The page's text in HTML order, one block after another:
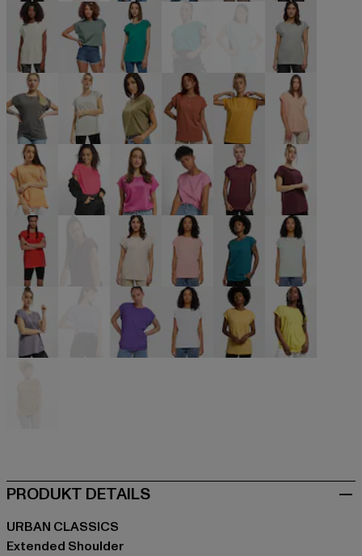
braun braun grün grün
grün grün grün grün grün grau
grau grau olive orange orange orange
orange pink pink rot rot
rot rosa rosa türkis türkis
PRODUKT DETAILS
URBAN CLASSICS
Extended Shoulder